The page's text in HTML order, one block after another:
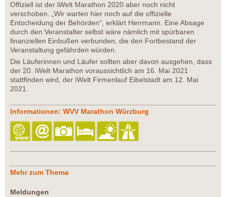
Offiziell ist der iWelt Marathon 2020 aber noch nicht
verschoben. „Wir warten hier noch auf die offizielle
Entscheidung der Behörden“, erklärt Herrmann. Eine Absage
durch den Veranstalter selbst wäre nämlich mit spürbaren
finanziellen Einbußen verbunden, die den Fortbestand der
Veranstaltung gefährden würden.
Die Läuferinnen und Läufer sollten aber davon ausgehen, dass
der 20. iWelt Marathon voraussichtlich am 16. Mai 2021
stattfinden wird, der iWelt Firmenlauf Eibelstadt am 12. Mai
2021.
Informationen: WVV Marathon Würzburg
Mehr zum Thema
Meldungen